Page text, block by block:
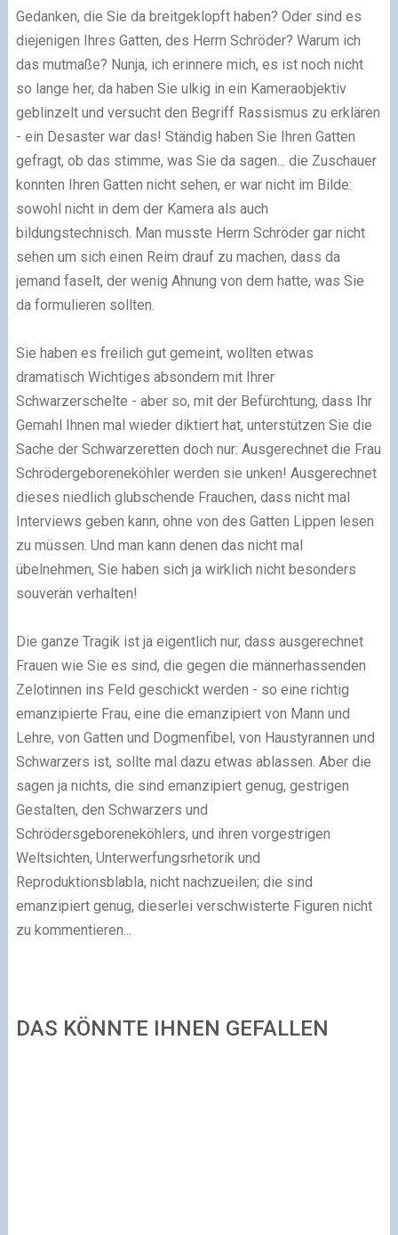
Gedanken, die Sie da breitgeklopft haben? Oder sind es
diejenigen Ihres Gatten, des Herrn Schröder? Warum ich
das mutmaße? Nunja, ich erinnere mich, es ist noch nicht
so lange her, da haben Sie ulkig in ein Kameraobjektiv
geblinzelt und versucht den Begriff Rassismus zu erklären
- ein Desaster war das! Ständig haben Sie Ihren Gatten
gefragt, ob das stimme, was Sie da sagen... die Zuschauer
konnten Ihren Gatten nicht sehen, er war nicht im Bilde:
sowohl nicht in dem der Kamera als auch
bildungstechnisch. Man musste Herrn Schröder gar nicht
sehen um sich einen Reim drauf zu machen, dass da
jemand faselt, der wenig Ahnung von dem hatte, was Sie
da formulieren sollten.
Sie haben es freilich gut gemeint, wollten etwas
dramatisch Wichtiges absondern mit Ihrer
Schwarzerschelte - aber so, mit der Befürchtung, dass Ihr
Gemahl Ihnen mal wieder diktiert hat, unterstützen Sie die
Sache der Schwarzeretten doch nur: Ausgerechnet die Frau
Schrödergeboreneköhler werden sie unken! Ausgerechnet
dieses niedlich glubschende Frauchen, dass nicht mal
Interviews geben kann, ohne von des Gatten Lippen lesen
zu müssen. Und man kann denen das nicht mal
übelnehmen, Sie haben sich ja wirklich nicht besonders
souverän verhalten!
Die ganze Tragik ist ja eigentlich nur, dass ausgerechnet
Frauen wie Sie es sind, die gegen die männerhassenden
Zelotinnen ins Feld geschickt werden - so eine richtig
emanzipierte Frau, eine die emanzipiert von Mann und
Lehre, von Gatten und Dogmenfibel, von Haustyrannen und
Schwarzers ist, sollte mal dazu etwas ablassen. Aber die
sagen ja nichts, die sind emanzipiert genug, gestrigen
Gestalten, den Schwarzers und
Schrödersgeboreneköhlers, und ihren vorgestrigen
Weltsichten, Unterwerfungsrhetorik und
Reproduktionsblabla, nicht nachzueilen; die sind
emanzipiert genug, dieserlei verschwisterte Figuren nicht
zu kommentieren...
DAS KÖNNTE IHNEN GEFALLEN